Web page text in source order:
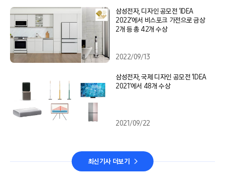
삼성전자, 디자인 공모전 ‘IDEA
2022’에서 비스포크 가전으로 금상
2개 등 총 42개 수상
2022/09/13
삼성전자, 국제 디자인 공모전 ‘IDEA
2021’에서 48개 수상
2021/09/22
최신기사 더보기